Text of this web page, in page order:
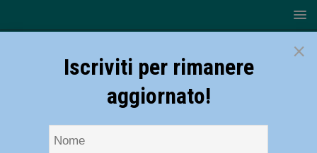
×
Iscriviti per rimanere
aggiornato!